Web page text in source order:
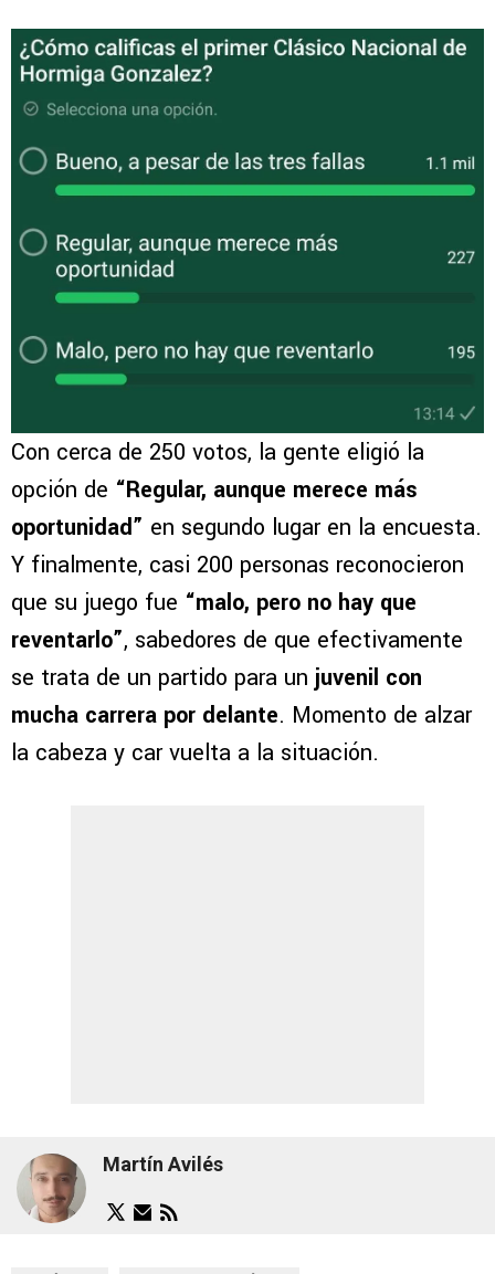
Con cerca de 250 votos, la gente eligió la
opción de “Regular, aunque merece más
oportunidad” en segundo lugar en la encuesta.
Y finalmente, casi 200 personas reconocieron
que su juego fue “malo, pero no hay que
reventarlo”, sabedores de que efectivamente
se trata de un partido para un juvenil con
mucha carrera por delante. Momento de alzar
la cabeza y car vuelta a la situación.
Martín Avilés